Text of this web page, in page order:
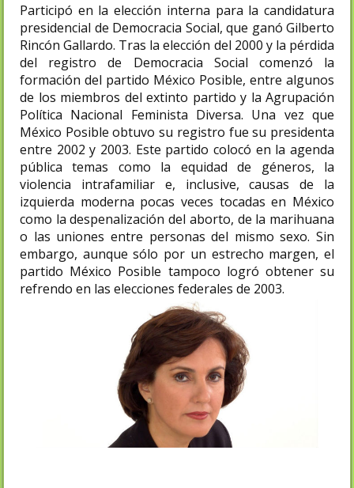
Participó en la elección interna para la candidatura
presidencial de Democracia Social, que ganó Gilberto
Rincón Gallardo. Tras la elección del 2000 y la pérdida
del registro de Democracia Social comenzó la
formación del partido México Posible, entre algunos
de los miembros del extinto partido y la Agrupación
Política Nacional Feminista Diversa. Una vez que
México Posible obtuvo su registro fue su presidenta
entre 2002 y 2003. Este partido colocó en la agenda
pública temas como la equidad de géneros, la
violencia intrafamiliar e, inclusive, causas de la
izquierda moderna pocas veces tocadas en México
como la despenalización del aborto, de la marihuana
o las uniones entre personas del mismo sexo. Sin
embargo, aunque sólo por un estrecho margen, el
partido México Posible tampoco logró obtener su
refrendo en las elecciones federales de 2003.